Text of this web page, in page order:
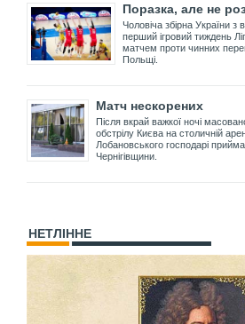
Поразка, але не
Чоловіча збірна України
перший ігровий тиждень
матчем проти чинних
Польщі.
Матч нескорених
Після вкрай важкої ночі
обстрілу Києва на столичній
Лобановського господарі
Чернігівщини.
НЕТЛІННЕ